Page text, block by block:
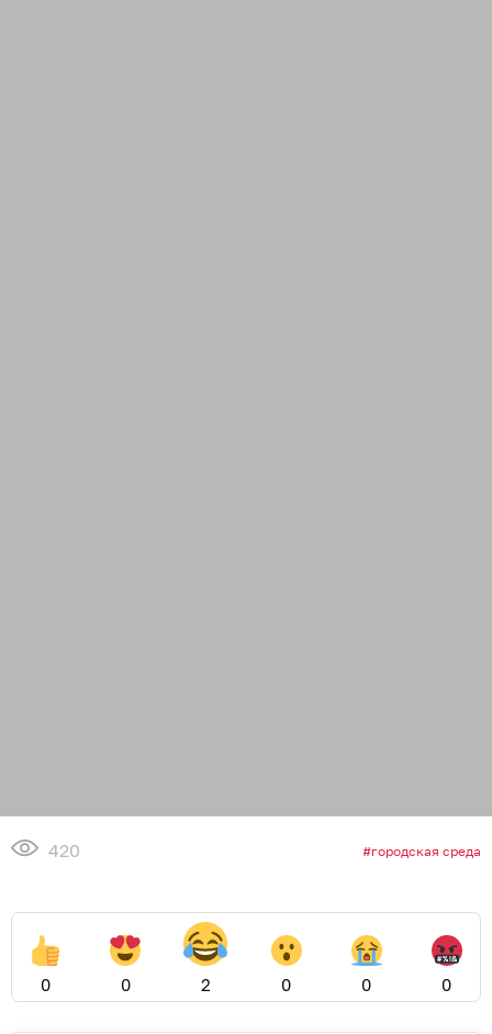
420 городская среда
0 0 2 0 0 0